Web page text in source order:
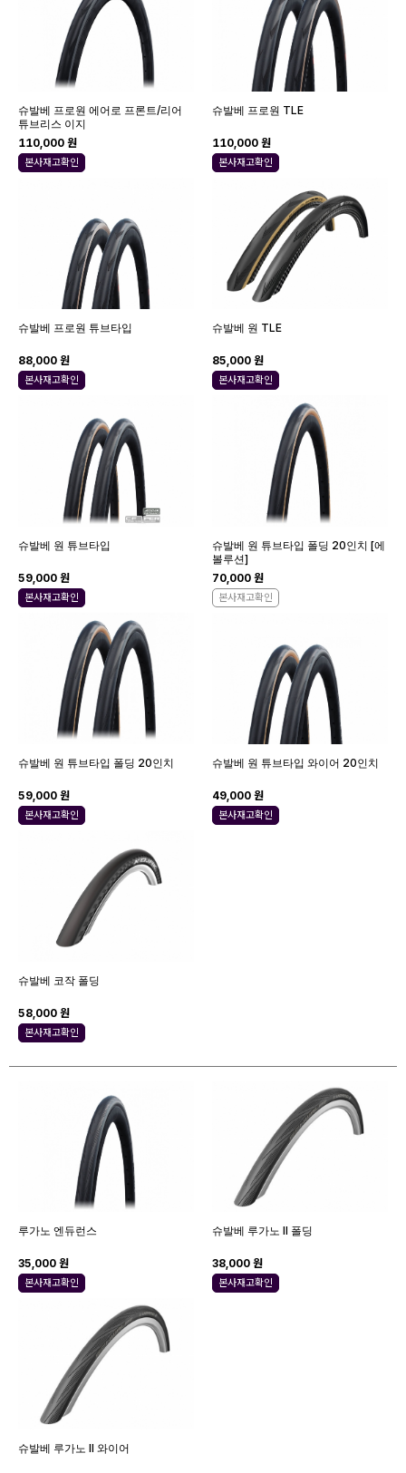
슈발베 프로원 에어로 프론트/리어
튜브리스 이지
110,000 원
본사재고확인
슈발베 프로원 TLE
110,000 원
본사재고확인
슈발베 프로원 튜브타입
88,000 원
본사재고확인
슈발베 원 TLE
85,000 원
본사재고확인
슈발베 원 튜브타입
59,000 원
본사재고확인
슈발베 원 튜브타입 폴딩 20인치 [에
볼루션]
70,000 원
본사재고확인
슈발베 원 튜브타입 폴딩 20인치
59,000 원
본사재고확인
슈발베 원 튜브타입 와이어 20인치
49,000 원
본사재고확인
슈발베 코작 폴딩
58,000 원
본사재고확인
루가노 엔듀런스
35,000 원
본사재고확인
슈발베 루가노 II 폴딩
38,000 원
본사재고확인
슈발베 루가노 II 와이어